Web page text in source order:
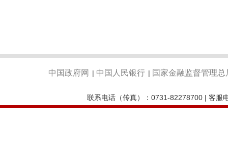
中国政府网 | 中国人民银行 | 国家金融监督管理总
联系电话（传真）：0731-82278700 | 客服